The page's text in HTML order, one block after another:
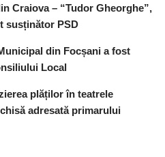
Craiova – “Tudor Gheorghe”,
susținător PSD
din Focșani a fost
Local
plăților în teatrele
adresată primarului